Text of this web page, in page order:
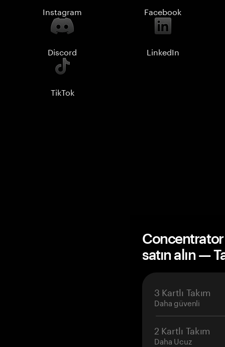
Instagram Facebook
Discord LinkedIn
TikTok
Concentrator
satın alın —
3 Kartlı Takım
Daha güvenli
2 Kartlı Takım
Daha Ucuz